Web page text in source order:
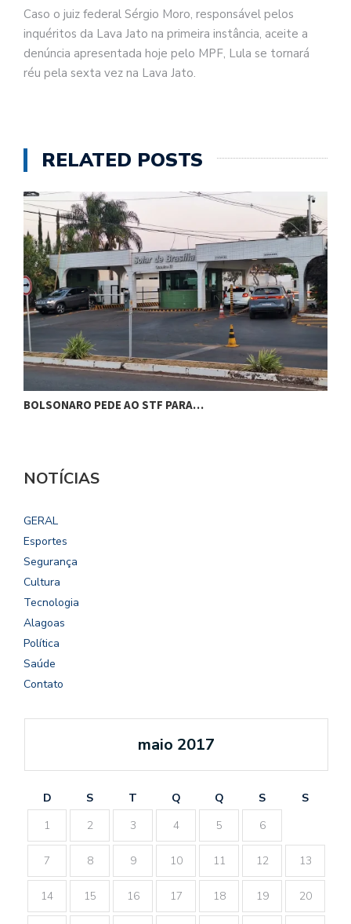
Caso o juiz federal Sérgio Moro, responsável pelos
inquéritos da Lava Jato na primeira instância, aceite a
denúncia apresentada hoje pelo MPF, Lula se tornará
réu pela sexta vez na Lava Jato.
RELATED POSTS
BOLSONARO PEDE AO STF PARA…
NOTÍCIAS
GERAL
Esportes
Segurança
Cultura
Tecnologia
Alagoas
Política
Saúde
Contato
maio 2017
D S T Q Q S
S
1
2 3 4 5 6
7 8 9 10 11 12 13
14 15 16 17 18 19 20